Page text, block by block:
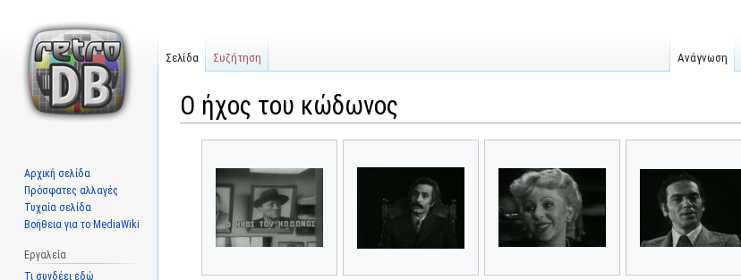
Ο ήχος του κώδωνος
πλοήγηση
αναζήτηση
Σελίδα Συζήτηση Ανάγνωση
Αρχική σελίδα
Πρόσφατες αλλαγές
Τυχαία σελίδα
Βοήθεια για το MediaWiki
Εργαλεία
Τι συνδέει εδώ